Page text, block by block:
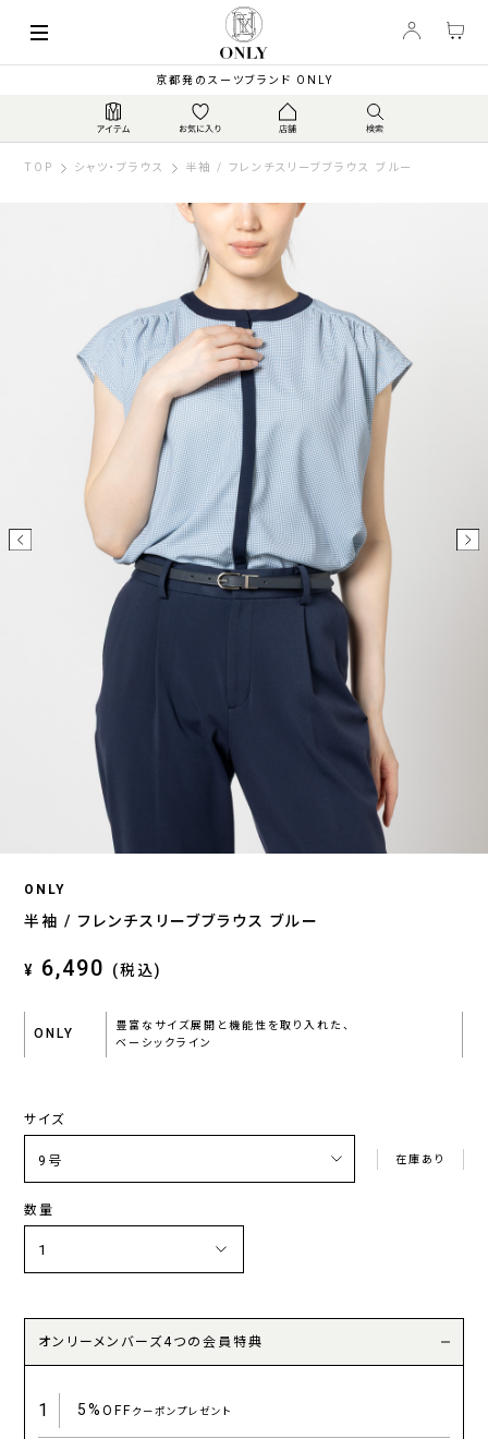
京都発のスーツブランド ONLY
TOP シャツ・ブラウス 半袖 / フレンチスリーブブラウス ブルー
ONLY
半袖 / フレンチスリーブブラウス ブルー
¥ 6,490 (税込)
ONLY
豊富なサイズ展開と機能性を取り入れた、
ベーシックライン
サイズ
在庫あり
数量
オンリーメンバーズ4つの会員特典
1 5%OFFクーポンプレゼント